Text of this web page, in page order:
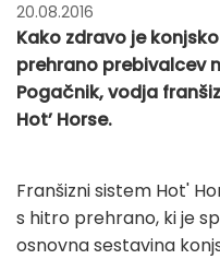
20.08.2016
Kako zdravo je
prehrano prebivalcev
Pogačnik, vodja
Hot’ Horse.
Franšizni sistem Hot'
s hitro prehrano, ki je
osnovna sestavina